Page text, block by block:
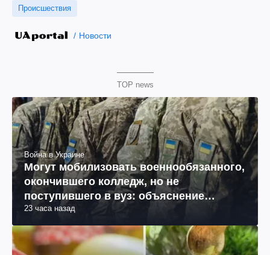
Происшествия
Новости
TOP news
Война в Украине
Могут мобилизовать военнообязанного,
окончившего колледж, но не
поступившего в вуз: объяснение
юриста
23 часа назад